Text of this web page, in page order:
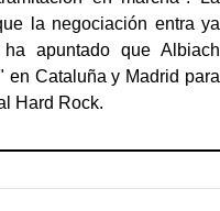
la negociación entra ya
apuntado que Albiach
en Cataluña y Madrid para
Hard Rock.